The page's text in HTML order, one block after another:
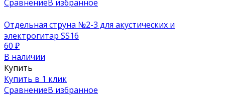
СравнениеВ избранное
Отдельная струна №2-3 для акустических и
электрогитар SS16
60 ₽
В наличии
Купить
Купить в 1 клик
СравнениеВ избранное